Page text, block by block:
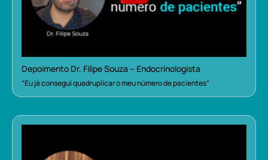
Depoimento Dr. Filipe Souza – Endocrinologista
“Eu já consegui quadruplicar o meu número de pacientes”